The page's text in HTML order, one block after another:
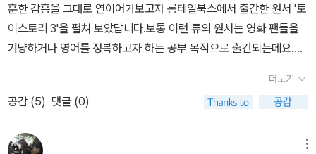
훈한 감흥을 그대로 연이어가보고자 롱테일북스에서 출간한 원서 '토
이스토리 3'을 펼쳐 보았답니다.보통 이런 류의 원서는 영화 팬들을
겨냥하거나 영어를 정복하고자 하는 공부 목적으로 출간되는데요.역
뿐만 아니라 영화 혹은 애니메이션이라는 펀 미디어로 부담없이 영어
를 익히시려는 분들을 주요 타깃으로원서와 워크북, 오디오북 MP3
CD의 세 포맷으로 구성되어 있어요.구체적으로 애니메이션 토이스
토리3의 스크립을 담은 원서를 필두로원서의 각 챕터마다 내용을 점
더보기
공감 (5) 댓글 (0)